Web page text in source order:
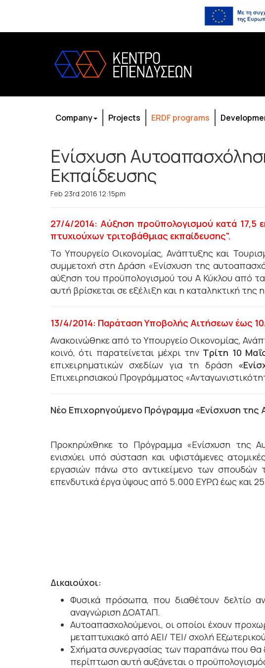
Company Projects ERDF programs
Ενίσχυση
Εκπαίδευσης
Feb 23rd 2016 12:15pm
27/4/2014: Αύξηση προϋπολογισμού κατά 17,5
πτυχιούχων τριτοβάθμιας εκπαίδευσης".
Το Υπουργείο Οικονομίας, Ανάπτυξης και
συμμετοχή στη Δράση «Ενίσχυση της
αύξηση του προϋπολογισμού του Α Κύκλου από
αυτή βρίσκεται σε εξέλιξη και η καταληκτική
13/4/2014: Παράταση Υποβολής Αιτήσεων έως
Ανακοινώθηκε από το Υπουργείο Οικονομίας,
κοινό, ότι παρατείνεται μέχρι την Τρίτη 10
επιχειρηματικών σχεδίων για τη δράση
Επιχειρησιακού Προγράμματος
Νέο Επιχορηγούμενο Πρόγραμμα «Ενίσχυση
Προκηρύχθηκε το Πρόγραμμα «Ενίσχυση της
ενισχύει υπό σύσταση και υφιστάμενες
εργασιών πάνω στο αντικείμενο των σπουδών
επενδυτικά έργα ύψους από 5.000 ΕΥΡΩ έως και
Δικαιούχοι:
Φυσικά πρόσωπα, που διαθέτουν δελτίο
αναγνώριση ΔΟΑΤΑΠ.
Αυτοαπασχολούμενοι, οι οποίοι έχουν
μεταπτυχιακό από ΑΕΙ/ ΤΕΙ/ σχολή
Σχήματα συνεργασίας των παραπάνω που θα
περίπτωση αυτή αυξάνεται ο